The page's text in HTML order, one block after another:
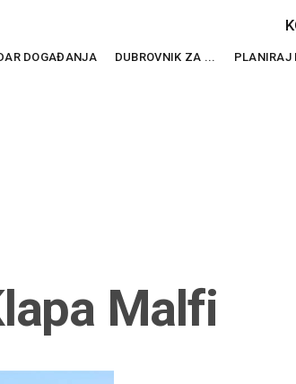
DOGAĐANJA DUBROVNIK ZA ... PLANIRAJ
Malfi